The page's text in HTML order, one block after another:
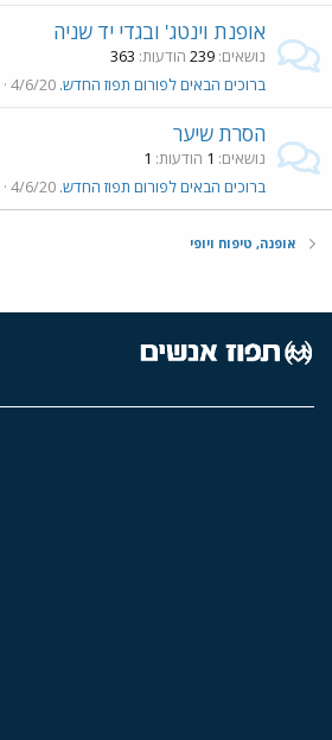
אופנת וינטג' ובגדי יד שניה
נושאים 239 הודעות 363
ברוכים הבאים לפורום תפוז החדש. 4/6/20
הסרת שיער
נושאים 1 הודעות 1
ברוכים הבאים לפורום תפוז החדש. 4/6/20
אופנה, טיפוח ויופי